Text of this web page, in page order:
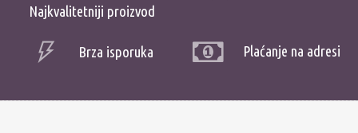
Najkvalitetniji proizvod
Brza isporuka Plaćanje na adresi